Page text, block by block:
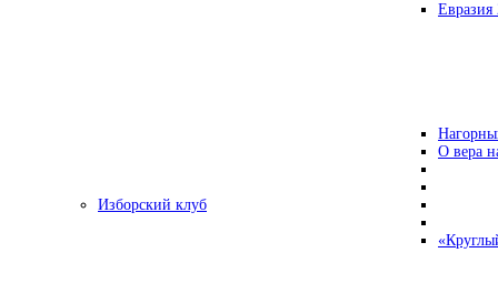
Евразия
О вера
Изборский клуб